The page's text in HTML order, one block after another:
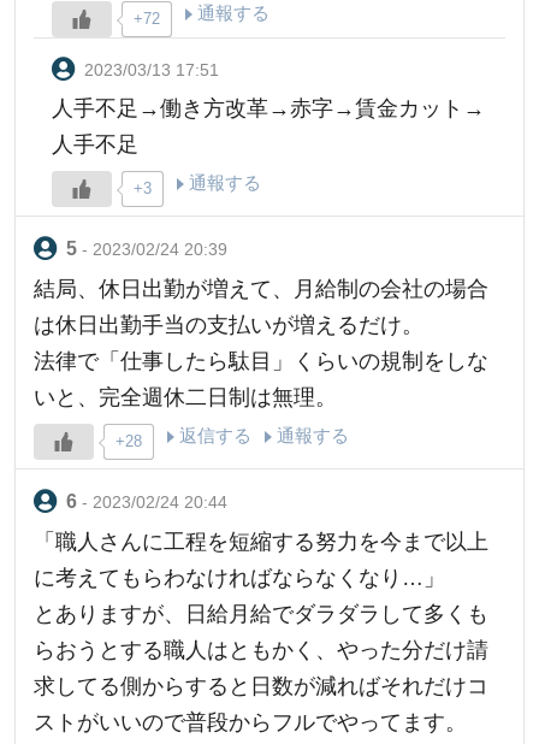
+72 通報する
2023/03/13 17:51
人手不足→働き方改革→赤字→賃金カット→
人手不足
+3 通報する
- 2023/02/24 20:39
結局、休日出勤が増えて、月給制の会社の場合
は休日出勤手当の支払いが増えるだけ。
法律で「仕事したら駄目」くらいの規制をしな
いと、完全週休二日制は無理。
+28 返信する 通報する
- 2023/02/24 20:44
「職人さんに工程を短縮する努力を今まで以上
に考えてもらわなければならなくなり…」
とありますが、日給月給でダラダラして多くも
らおうとする職人はともかく、やった分だけ請
求してる側からすると日数が減ればそれだけコ
ストがいいので普段からフルでやってます。